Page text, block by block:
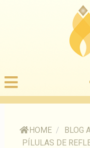
HOME / BLOG
PÍLULAS DE